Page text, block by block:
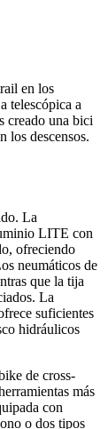
en los
telescópica a
creado una bici
los descensos.
La
LITE con
ofreciendo
neumáticos de
que la tija
La
suficientes
hidráulicos
de cross-
más
con
o dos tipos